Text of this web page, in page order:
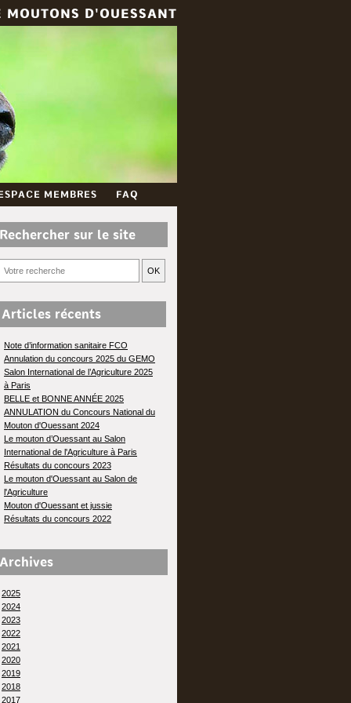
MOUTONS D'OUESSANT
MEMBRES FAQ
Rechercher sur le site
OK
Articles récents
Note d’information sanitaire FCO
Annulation du concours 2025 du GEMO
Salon International de l’Agriculture 2025
à Paris
BELLE et BONNE ANNÉE 2025
ANNULATION du Concours National du
Mouton d'Ouessant 2024
Le mouton d’Ouessant au Salon
International de l'Agriculture à Paris
Résultats du concours 2023
Le mouton d'Ouessant au Salon de
l'Agriculture
Mouton d'Ouessant et jussie
Résultats du concours 2022
Archives
2025
2024
2023
2022
2021
2020
2019
2018
2017